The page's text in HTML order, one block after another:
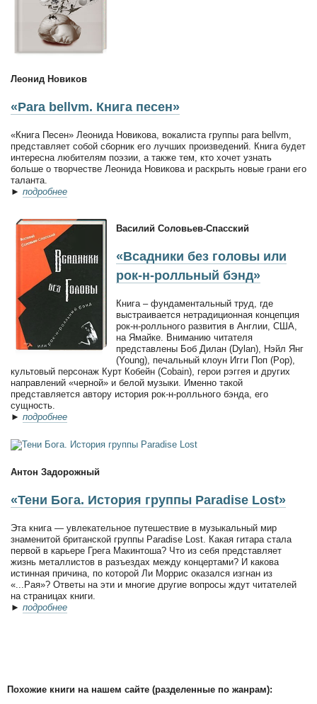
Леонид Новиков
«Para bellvm. Книга песен»
«Книга Песен» Леонида Новикова, вокалиста группы para bellvm,
представляет собой сборник его лучших произведений. Книга будет
интересна любителям поэзии, а также тем, кто хочет узнать
больше о творчестве Леонида Новикова и раскрыть новые грани его
таланта.
► подробнее
Василий Соловьев-Спасский
«Всадники без головы или
рок-н-ролльный бэнд»
Книга – фундаментальный труд, где
выстраивается нетрадиционная концепция
рок-н-ролльного развития в Англии, США,
на Ямайке. Вниманию читателя
представлены Боб Дилан (Dylan), Нэйл Янг
(Young), печальный клоун Игги Поп (Pop),
культовый персонаж Курт Кобейн (Cobain), герои рэггея и других
направлений «черной» и белой музыки. Именно такой
представляется автору история рок-н-ролльного бэнда, его
сущность.
► подробнее
Антон Задорожный
«Тени Бога. История группы Paradise Lost»
Эта книга — увлекательное путешествие в музыкальный мир
знаменитой британской группы Paradise Lost. Какая гитара стала
первой в карьере Грега Макинтоша? Что из себя представляет
жизнь металлистов в разъездах между концертами? И какова
истинная причина, по которой Ли Моррис оказался изгнан из
«...Рая»? Ответы на эти и многие другие вопросы ждут читателей
на страницах книги.
► подробнее
Похожие книги на нашем сайте (разделенные по жанрам):